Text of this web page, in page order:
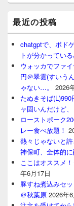
最近の投稿
chatgptで、ボド
トが分かっている
ウォッカでファ
円＠翠雲(すいう
ゃない…。
2026
たぬきそば
ャ固いんだけど
ローストポーク
レー食べ放題！
熱々じゃないと
神保町、全体的に
ここはオススメ
年6月17日
豚すね煮込みセ
＠秋葉原 2026年